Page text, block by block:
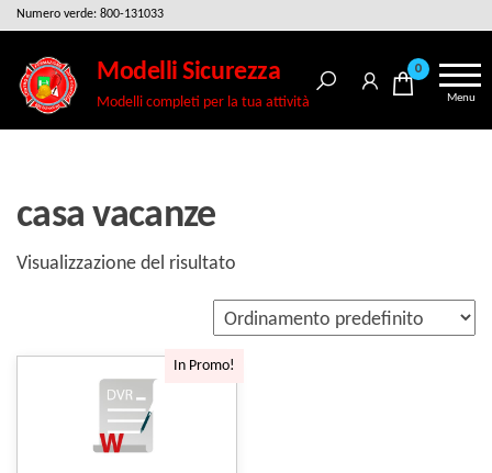
Salta
vai
contenuto
Numero verde: 800-131033
Modelli Sicurezza
Modelli completi per la tua attività
0
Menu
casa vacanze
Visualizzazione del risultato
In Promo!